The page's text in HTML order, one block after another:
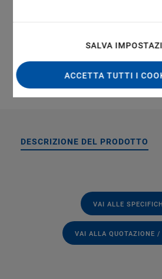
SALVA
ACCETTA TUTTI I
VAI ALLA QUOTAZIONE / ORDINE
DESCRIZIONE DEL PRODOTTO
VAI ALLE
VAI ALLA QUOTAZIONE /